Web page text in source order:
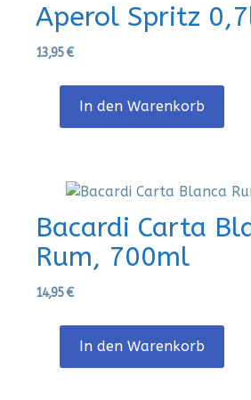
Aperol Spritz
13,95€
In den Warenkorb
Bacardi Carta
Rum, 700ml
14,95€
In den Warenkorb